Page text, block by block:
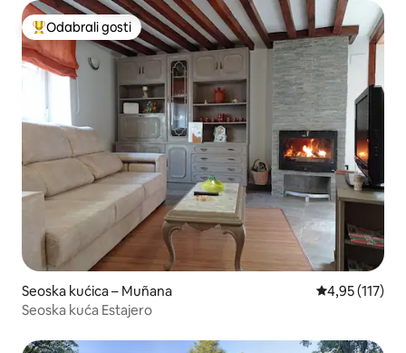
Među najviše rangiranima s oznakom „Odabrali gosti”
Odabrali gosti
Seoska kućica – Muñana Prosječna
4,95 (117)
Seoska kuća Estajero